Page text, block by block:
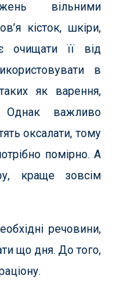
вільними
кісток, шкіри,
очищати її від
в
як варення,
Однак важливо
оксалати, тому
помірно. А
краще зовсім
речовини,
що дня. До того,